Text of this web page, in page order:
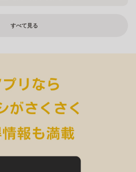
すべて見る